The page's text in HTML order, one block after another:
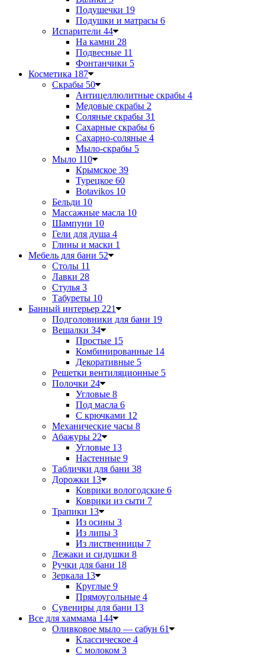
Подушечки 19
Подушки и матрасы 6
Испарители 44
На камни 28
Подвесные 11
Фонтанчики 5
Косметика 187
Скрабы 50
Антицеллюлитные скрабы 4
Медовые скрабы 2
Соляные скрабы 31
Сахарные скрабы 6
Сахарно-соляные 4
Мыло-скрабы 5
Мыло 110
Крымское 39
Турецкое 60
Botavikos 10
Бельди 10
Массажные масла 10
Шампуни 10
Гели для душа 4
Глины и маски 1
Мебель для бани 52
Столы 11
Лавки 28
Стулья 3
Табуреты 10
Банный интерьер 221
Подголовники для бани 19
Вешалки 34
Простые 15
Комбинированные 14
Декоративные 5
Решетки вентиляционные 5
Полочки 24
Угловые 8
Под масла 6
С крючками 12
Механические часы 8
Абажуры 22
Угловые 13
Настенные 9
Таблички для бани 38
Дорожки 13
Коврики вологодские 6
Коврики из сыти 7
Трапики 13
Из осины 3
Из липы 3
Из лиственницы 7
Лежаки и сидушки 8
Ручки для бани 18
Зеркала 13
Круглые 9
Прямоугольные 4
Сувениры для бани 13
Все для хаммама 144
Оливковое мыло — сабун 61
Классическое 4
С молоком 3